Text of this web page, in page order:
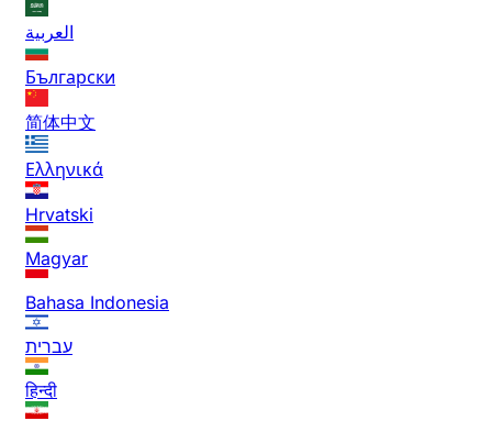
العربية
Български
简体中文
Ελληνικά
Hrvatski
Magyar
Bahasa Indonesia
עברית
हिन्दी